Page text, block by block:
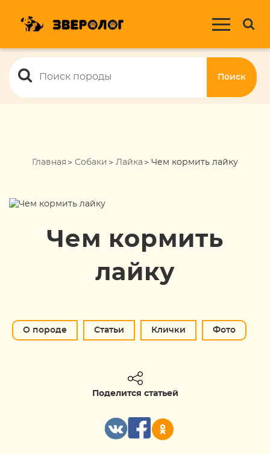
Поиск
Главная Собаки Лайка Чем кормить лайку
Чем кормить
лайку
О породе Статьи Клички Фото
Поделится статьей